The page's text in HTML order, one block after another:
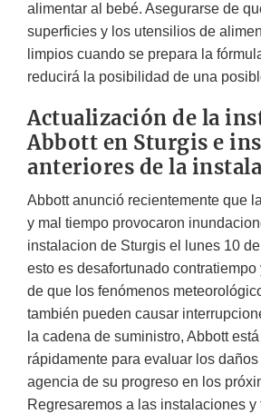
alimentar al bebé. Asegurarse de
superficies y los utensilios de
limpios cuando se prepara la
reducirá la posibilidad de una
Actualización de la
Abbott en Sturgis e
anteriores de la
Abbott anunció recientemente que
y mal tiempo provocaron
instalacion de Sturgis el lunes 10
esto es desafortunado
de que los fenómenos
también pueden causar
la cadena de suministro, Abbott
rápidamente para evaluar los
agencia de su progreso en los
Regresaremos a las instalaciones y